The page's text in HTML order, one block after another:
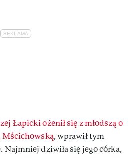
Łapicki ożenił się z młodszą o
Mścichowską, wprawił tym
dziwiła się jego córka,